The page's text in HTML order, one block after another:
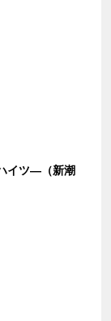
イツ―（新潮